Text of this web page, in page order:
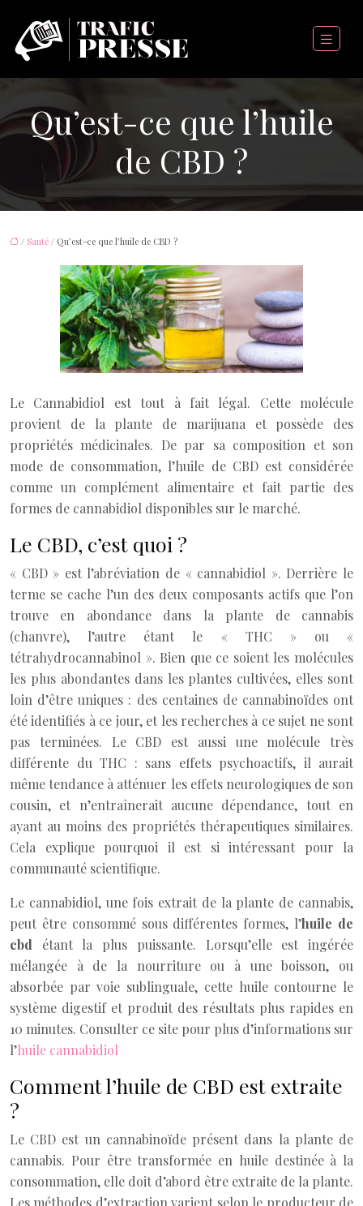
Qu’est-ce que l’huile
de CBD ?
/ Santé / Qu’est-ce que l’huile de CBD ?
Le Cannabidiol est tout à fait légal. Cette molécule
provient de la plante de marijuana et possède des
propriétés médicinales. De par sa composition et son
mode de consommation, l’huile de CBD est considérée
comme un complément alimentaire et fait partie des
formes de cannabidiol disponibles sur le marché.
Le CBD, c’est quoi ?
« CBD » est l’abréviation de « cannabidiol ». Derrière le
terme se cache l’un des deux composants actifs que l’on
trouve en abondance dans la plante de cannabis
(chanvre), l’autre étant le « THC » ou «
tétrahydrocannabinol ». Bien que ce soient les molécules
les plus abondantes dans les plantes cultivées, elles sont
loin d’être uniques : des centaines de cannabinoïdes ont
été identifiés à ce jour, et les recherches à ce sujet ne sont
pas terminées. Le CBD est aussi une molécule très
différente du THC : sans effets psychoactifs, il aurait
même tendance à atténuer les effets neurologiques de son
cousin, et n’entraînerait aucune dépendance, tout en
ayant au moins des propriétés thérapeutiques similaires.
Cela explique pourquoi il est si intéressant pour la
communauté scientifique.
Le cannabidiol, une fois extrait de la plante de cannabis,
peut être consommé sous différentes formes, l’huile de
cbd étant la plus puissante. Lorsqu’elle est ingérée
mélangée à de la nourriture ou à une boisson, ou
absorbée par voie sublinguale, cette huile contourne le
système digestif et produit des résultats plus rapides en
10 minutes. Consulter ce site pour plus d’informations sur
l’huile cannabidiol
Comment l’huile de CBD est extraite
?
Le CBD est un cannabinoïde présent dans la plante de
cannabis. Pour être transformée en huile destinée à la
consommation, elle doit d’abord être extraite de la plante.
Les méthodes d’extraction varient selon le producteur de